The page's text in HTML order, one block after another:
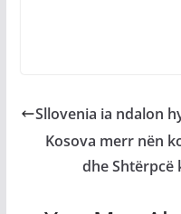
Sllovenia ia ndalon
Kosova merr nën
dhe Shtërpcë